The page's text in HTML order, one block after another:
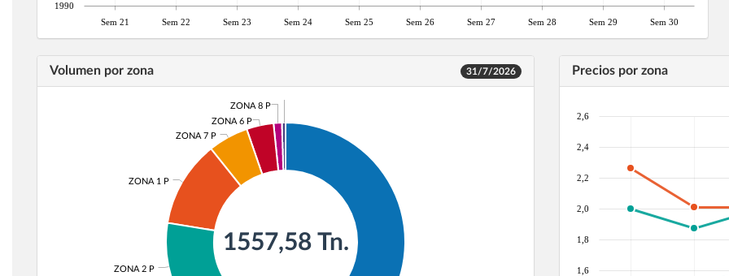
Sem 21 Sem 22 Sem 23 Sem 24 Sem 25 Sem 26 Sem 27 Sem 28 Sem 29 Sem 30
1990
Volumen por zona 31/7/2026
ZONA 8 P
ZONA 6 P
ZONA 7 P
ZONA 1 P
ZONA 2 P
1557,58 Tn.
Precios por zona
1,6
1,8
2,0
2,2
2,4
2,6